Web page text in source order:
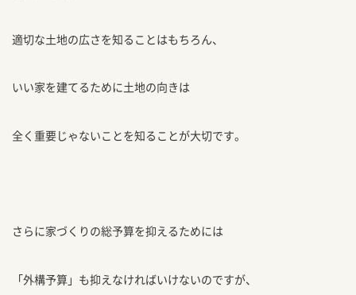
適切な土地の広さを知ることはもちろん、
いい家を建てるために土地の向きは
全く重要じゃないことを知ることが大切です。
さらに家づくりの総予算を抑えるためには
「外構予算」も抑えなければいけないのですが、